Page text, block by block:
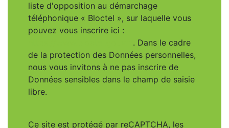
liste d'opposition au démarchage
téléphonique « Bloctel », sur laquelle vous
pouvez vous inscrire ici :
. Dans le cadre
de la protection des Données personnelles,
nous vous invitons à ne pas inscrire de
Données sensibles dans le champ de saisie
libre.
Ce site est protégé par reCAPTCHA, les